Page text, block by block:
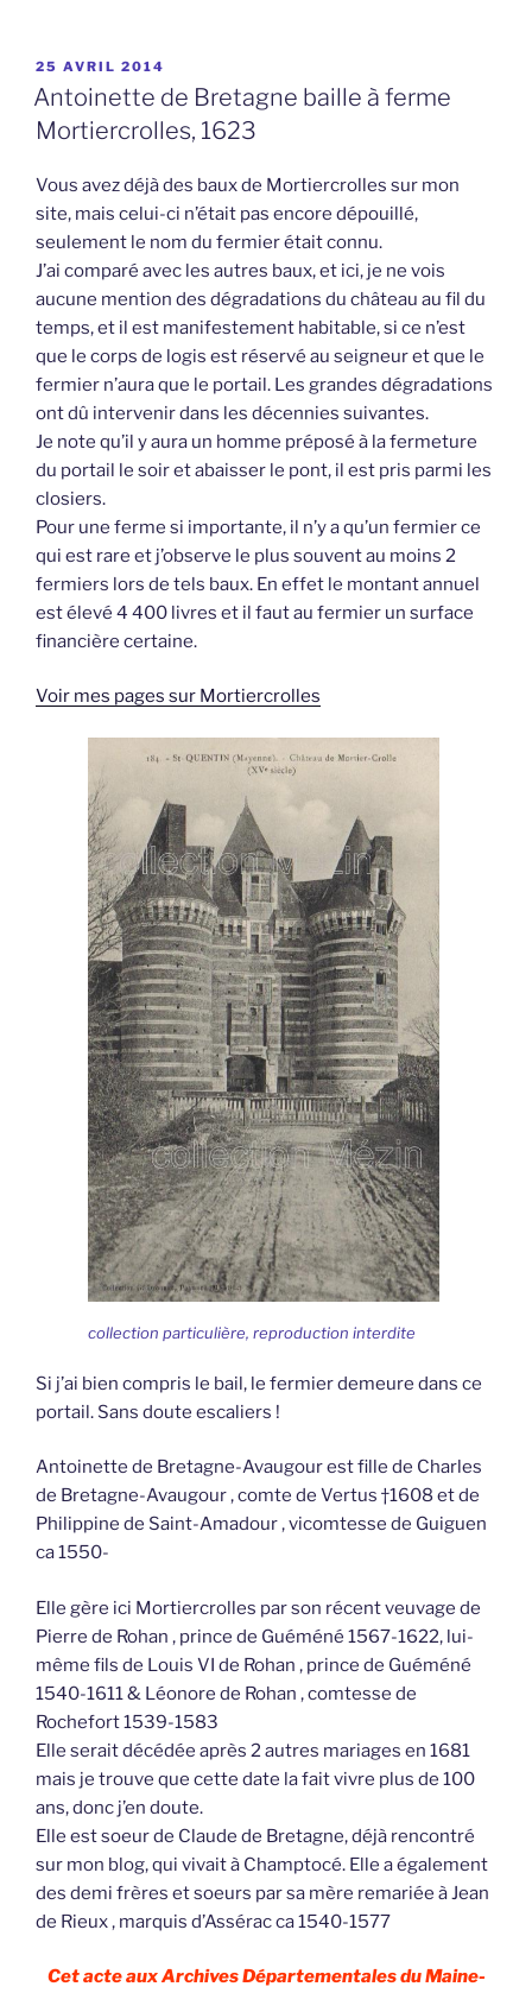
PUBLIÉ
LE
25 AVRIL 2014
Antoinette de Bretagne baille à ferme
Mortiercrolles, 1623
Vous avez déjà des baux de Mortiercrolles sur mon
site, mais celui-ci n’était pas encore dépouillé,
seulement le nom du fermier était connu.
J’ai comparé avec les autres baux, et ici, je ne vois
aucune mention des dégradations du château au fil du
temps, et il est manifestement habitable, si ce n’est
que le corps de logis est réservé au seigneur et que le
fermier n’aura que le portail. Les grandes dégradations
ont dû intervenir dans les décennies suivantes.
Je note qu’il y aura un homme préposé à la fermeture
du portail le soir et abaisser le pont, il est pris parmi les
closiers.
Pour une ferme si importante, il n’y a qu’un fermier ce
qui est rare et j’observe le plus souvent au moins 2
fermiers lors de tels baux. En effet le montant annuel
est élevé 4 400 livres et il faut au fermier un surface
financière certaine.
Voir mes pages sur Mortiercrolles
collection particulière, reproduction interdite
Si j’ai bien compris le bail, le fermier demeure dans ce
portail. Sans doute escaliers !
Antoinette de Bretagne-Avaugour est fille de Charles
de Bretagne-Avaugour , comte de Vertus †1608 et de
Philippine de Saint-Amadour , vicomtesse de Guiguen
ca 1550-
Elle gère ici Mortiercrolles par son récent veuvage de
Pierre de Rohan , prince de Guéméné 1567-1622, lui-
même fils de Louis VI de Rohan , prince de Guéméné
1540-1611 & Léonore de Rohan , comtesse de
Rochefort 1539-1583
Elle serait décédée après 2 autres mariages en 1681
mais je trouve que cette date la fait vivre plus de 100
ans, donc j’en doute.
Elle est soeur de Claude de Bretagne, déjà rencontré
sur mon blog, qui vivait à Champtocé. Elle a également
des demi frères et soeurs par sa mère remariée à Jean
de Rieux , marquis d’Assérac ca 1540-1577
Cet acte aux Archives Départementales du Maine-